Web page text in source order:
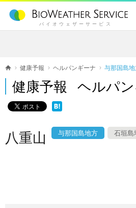
バイオウェザーサービス
健康予報 ヘルパンギーナ 与那国島地
健康予報 ヘルパン
八重山 与那国島地方 石垣島